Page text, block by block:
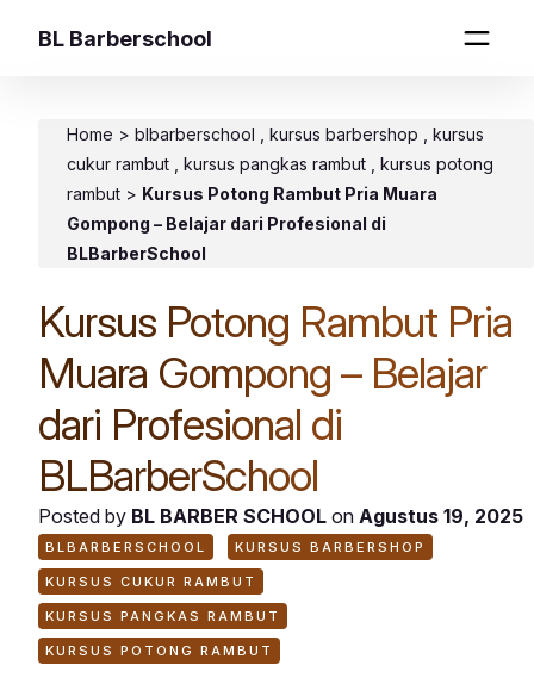
BL Barberschool
Home > blbarberschool kursus barbershop
kursus
cukur rambut
kursus pangkas rambut
kursus potong
rambut > Kursus Potong Rambut Pria Muara
Gompong – Belajar dari Profesional di
BLBarberSchool
Kursus Potong Rambut Pria
Muara Gompong – Belajar
dari Profesional di
BLBarberSchool
Posted by BL BARBER SCHOOL on Agustus 19, 2025
BLBARBERSCHOOL KURSUS BARBERSHOP
KURSUS CUKUR RAMBUT
KURSUS PANGKAS RAMBUT
KURSUS POTONG RAMBUT